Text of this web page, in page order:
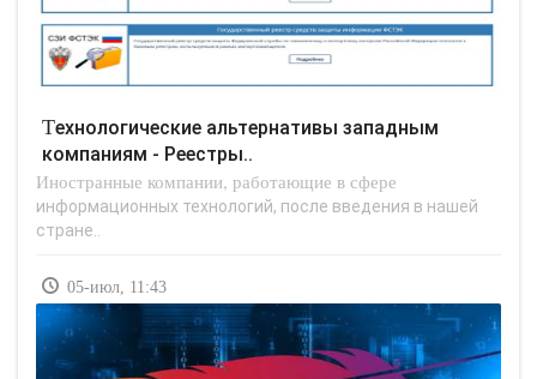
Технологические альтернативы западным
компаниям - Реестры..
Иностранные компании, работающие в сфере
информационных технологий, после введения в нашей
стране..
05-июл, 11:43